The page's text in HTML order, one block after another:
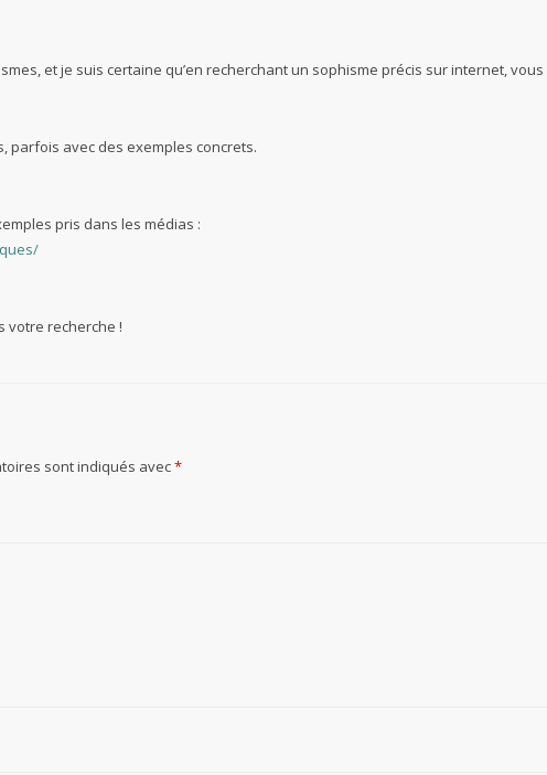
et je suis certaine qu’en recherchant un sophisme précis sur internet, vous
parfois avec des exemples concrets.
pris dans les médias :
votre recherche !
sont indiqués avec*